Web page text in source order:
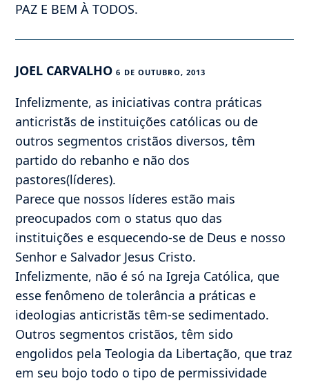
PAZ E BEM À TODOS.
JOEL CARVALHO6 DE OUTUBRO, 2013
Infelizmente, as iniciativas contra práticas
anticristãs de instituições católicas ou de
outros segmentos cristãos diversos, têm
partido do rebanho e não dos
pastores(líderes).
Parece que nossos líderes estão mais
preocupados com o status quo das
instituições e esquecendo-se de Deus e nosso
Senhor e Salvador Jesus Cristo.
Infelizmente, não é só na Igreja Católica, que
esse fenômeno de tolerância a práticas e
ideologias anticristãs têm-se sedimentado.
Outros segmentos cristãos, têm sido
engolidos pela Teologia da Libertação, que traz
em seu bojo todo o tipo de permissividade